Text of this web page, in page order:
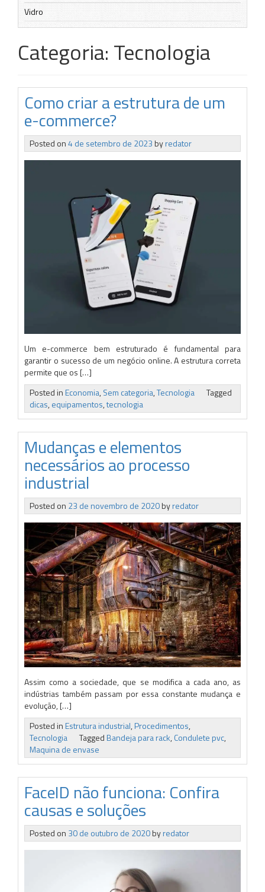
Vidro
Categoria: Tecnologia
Como criar a estrutura de um
e-commerce?
Posted on4 de setembro de 2023byredator
Um e-commerce bem estruturado é fundamental para
garantir o sucesso de um negócio online. A estrutura correta
permite que os […]
Posted inEconomia,Sem categoria,Tecnologia
Tagged
dicas,equipamentos,tecnologia
Mudanças e elementos
necessários ao processo
industrial
Posted on 23 de novembro de 2020byredator
Assim como a sociedade, que se modifica a cada ano, as
indústrias também passam por essa constante mudança e
evolução, […]
Posted inEstrutura industrial,Procedimentos,
Tecnologia
TaggedBandeja para rack,Condulete pvc,
Maquina de envase
FaceID não funciona: Confira
causas e soluções
Posted on 30 de outubro de 2020byredator